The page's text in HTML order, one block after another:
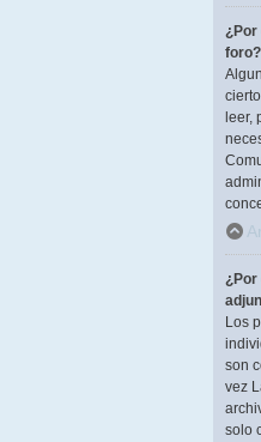
¿Por
foro?
leer,
¿Por
Los
son
vez
solo